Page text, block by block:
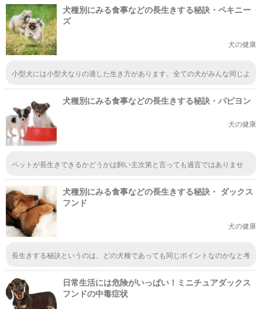
ゃんと管理していきたいですね。
犬種別にみる食事などの長生きする秘訣・ペキニー
ズ
犬の健康
小型犬には小型犬なりの適した生き方があります。全ての犬がみんな同じよ
れると良いですよね。長生きの秘訣は飼い主次第ではないかと思います。
犬種別にみる食事などの長生きする秘訣・パピヨン
犬の健康
ペットが長生きできるかどうかは飼い主次第と言っても過言ではありませ
それが大きな財産になるわけです。老化してからいろいろと気づいても遅い
ので、早めに考えておきたいですね。
犬種別にみる食事などの長生きする秘訣・ ダックス
フンド
犬の健康
長生きする秘訣というのは、どの犬種であっても同じポイントなのかなと考
たので、きちんとダックスフンドのみに限らず、犬種別の秘訣を学んで、少
しでも元気に生きられる期間を延ばしてあげたいですね。
日常生活には危険がいっぱい！ミニチュアダックス
フンドの中毒症状